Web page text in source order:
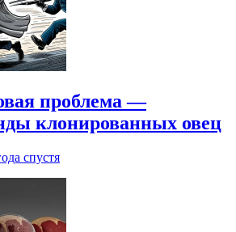
проблема —
клонированных овец
спустя